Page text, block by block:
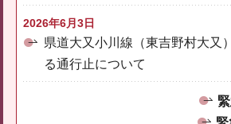
2026年6月3日
県道大又小川線（東吉野村大又
る通行止について